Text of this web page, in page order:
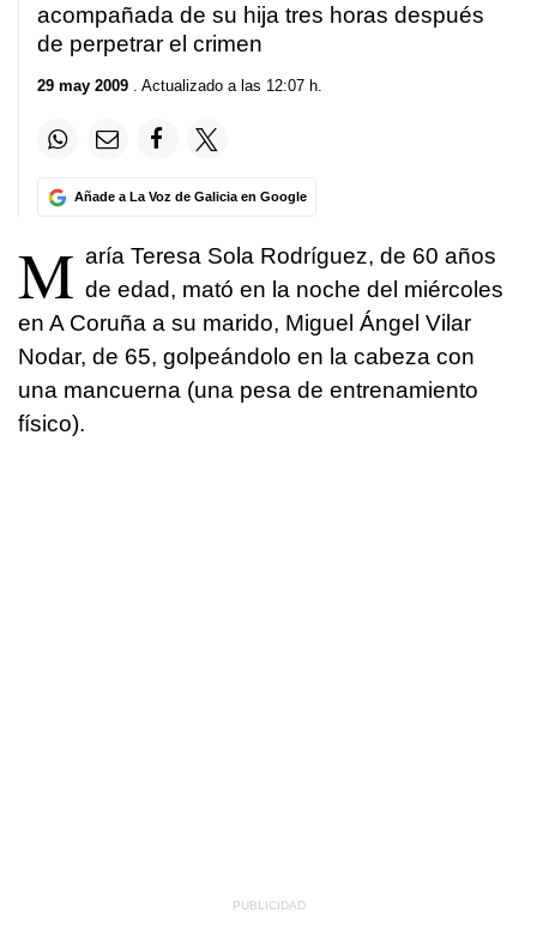
acompañada de su hija tres horas después
de perpetrar el crimen
29 may 2009 . Actualizado a las 12:07 h.
Añade a La Voz de Galicia en Google
M aría Teresa Sola Rodríguez, de 60 años
de edad, mató en la noche del miércoles
en A Coruña a su marido, Miguel Ángel Vilar
Nodar, de 65, golpeándolo en la cabeza con
una mancuerna (una pesa de entrenamiento
físico).